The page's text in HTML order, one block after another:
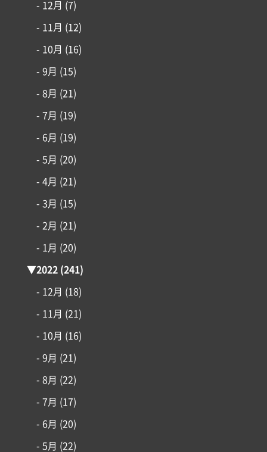
- 12月 (7)
- 11月 (12)
- 10月 (16)
- 9月 (15)
- 8月 (21)
- 7月 (19)
- 6月 (19)
- 5月 (20)
- 4月 (21)
- 3月 (15)
- 2月 (21)
- 1月 (20)
▼2022 (241)
- 12月 (18)
- 11月 (21)
- 10月 (16)
- 9月 (21)
- 8月 (22)
- 7月 (17)
- 6月 (20)
- 5月 (22)